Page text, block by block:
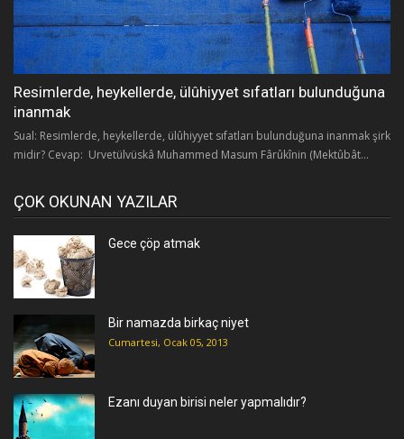
Resimlerde, heykellerde, ülûhiyyet sıfatları bulunduğuna
inanmak
Sual: Resimlerde, heykellerde, ülûhiyyet sıfatları bulunduğuna inanmak şirk
midir? Cevap: Urvetülvüskâ Muhammed Masum Fârûkînin (Mektûbât...
ÇOK OKUNAN YAZILAR
Gece çöp atmak
Bir namazda birkaç niyet
Cumartesi, Ocak 05, 2013
Ezanı duyan birisi neler yapmalıdır?